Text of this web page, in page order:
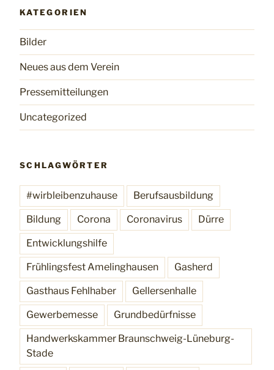
KATEGORIEN
Bilder
Neues aus dem Verein
Pressemitteilungen
Uncategorized
SCHLAGWÖRTER
#wirbleibenzuhause Berufsausbildung
Bildung Corona Coronavirus Dürre
Entwicklungshilfe
Frühlingsfest Amelinghausen Gasherd
Gasthaus Fehlhaber Gellersenhalle
Gewerbemesse Grundbedürfnisse
Handwerkskammer Braunschweig-Lüneburg-
Stade